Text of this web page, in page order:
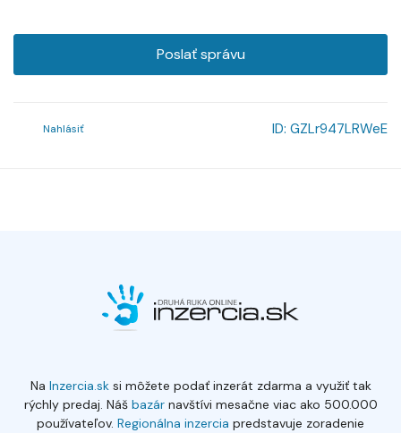
Poslať správu
Nahlásiť ID: GZLr947LRWeE
Na Inzercia.sksi môžete podať inzerát zdarma a využiť tak
rýchly predaj. Náš bazárnavštívi mesačne viac ako 500.000
používateľov. Regionálna inzercia predstavuje zoradenie